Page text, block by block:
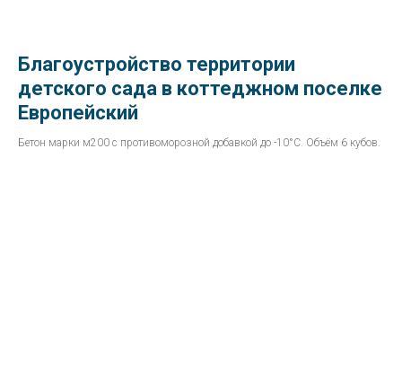
Благоустройство территории
детского сада в коттеджном поселке
Европейский
Бетон марки м200 с противоморозной добавкой до -10°С. Объём 6 кубов.